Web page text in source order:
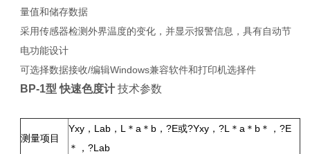
量值和储存数据
采用传感器检测外界温度的变化，并显示报警信息，具有自动节
电功能设计
可选择数据接收/编辑Windows兼容软件和打印机选择件
BP-1型 快速色度计技术参数
测量项目
Yxy，Lab，L＊a＊b，?E或?Yxy，?L＊a＊b＊，?E
＊，?Lab